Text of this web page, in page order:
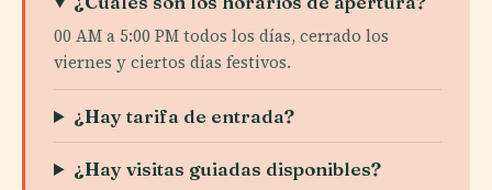
00 AM a 5:00 PM todos los días, cerrado los
viernes y ciertos días festivos.
¿Hay tarifa de entrada?
¿Hay visitas guiadas disponibles?